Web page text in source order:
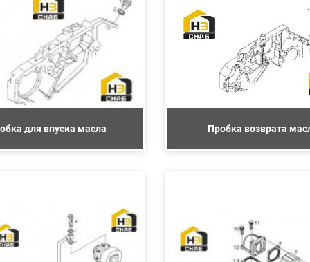
для впуска масла Пробка возврата